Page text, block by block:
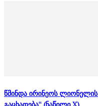
წმინდა ირინეოს